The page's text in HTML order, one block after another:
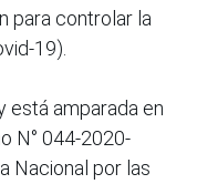
para controlar la
19).
está amparada en
N° 044-2020-
Nacional por las